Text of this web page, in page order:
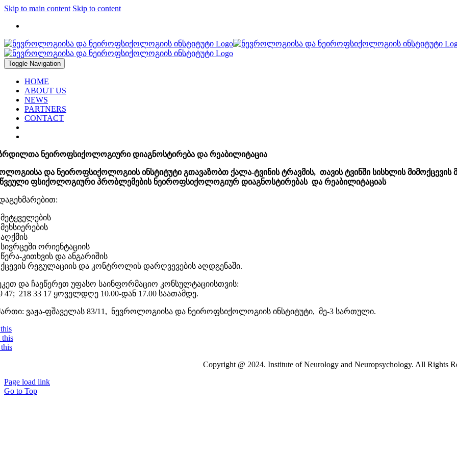
Skip to main content Skip to content
Toggle Navigation
HOME
ABOUT US
NEWS
PARTNERS
CONTACT
ნეიროფსიქოლოგიური დიაგნოსტირება და რეაბილიტაცია
და ნეიროფსიქოლოგიის ინსტიტუტი გთავაზობთ ქალა-ტვინის ტრავმის, თავის ტვინში სისხლის მიმოქცევის
ფსიქოლოგიური პრობლემების ნეიროფსიქოლოგიურ დიაგნოსტირებას და რეაბილიტაციას
მეტყველების
მეხსიერების
აღქმის
სივრცეში ორიენტაციის
წერა-კითხვის და ანგარიშის
ქცევის რეგულაციის და კონტროლის დარღვევების აღდგენაში.
და ჩაეწერეთ უფასო საინფორმაციო კონსულტაციისთვის:
47; 218 33 17 ყოველდღე 10.00-დან 17.00 საათამდე.
ვაჟა-ფშაველას 83/11, ნევროლოგიისა და ნეიროფსიქოლოგიის ინსტიტუტი, მე-3 სართული.
this
Copyright @ 2024. Institute of Neurology and Neuropsychology. All Rights
Page load link
Go to Top